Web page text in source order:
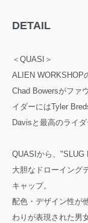
DETAIL
＜QUASI＞
ALIEN WORKSHOP
Chad Bowersがファ
イダーにはTyler
Davisと最高のライダ
QUASIから、"SLUG
大胆なドローイング
キャップ。
配色・デザイン性が
わりが表現された男